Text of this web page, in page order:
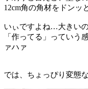
12cm角の角材をドン
いぃですよね…大きい
「作ってる」っていう
ァハァ
では、ちょっぴり変態